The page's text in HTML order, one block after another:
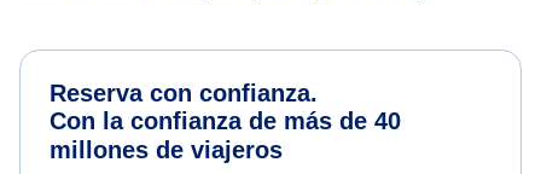
Reserva con confianza.
Con la confianza de más de 40
millones de viajeros